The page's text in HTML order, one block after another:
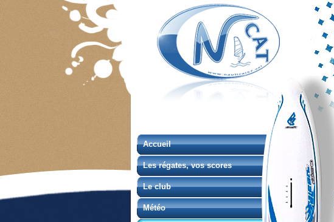
Accueil
Les régates, vos scores
Le club
Météo